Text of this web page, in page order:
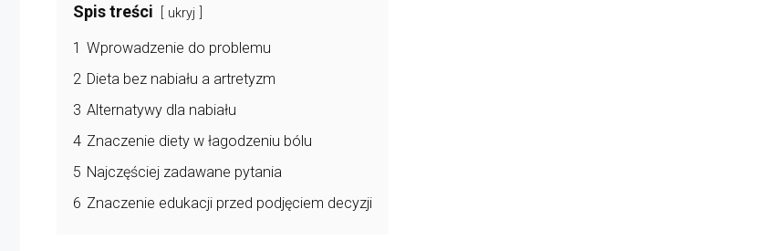
Spis treści ukryj
1 Wprowadzenie do problemu
2 Dieta bez nabiału a artretyzm
3 Alternatywy dla nabiału
4 Znaczenie diety w łagodzeniu bólu
5 Najczęściej zadawane pytania
6 Znaczenie edukacji przed podjęciem decyzji